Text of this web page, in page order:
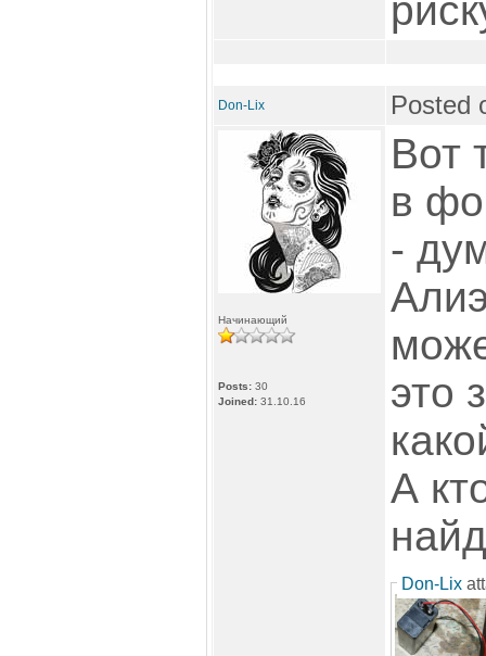
Don-Lix Posted
Начинающий
Posts: 30
Joined: 31.10.16
Вот
в
-
это
А
Don-Lix